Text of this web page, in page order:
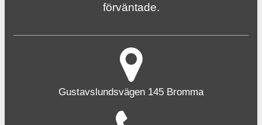
förväntade.
Gustavslundsvägen 145 Bromma